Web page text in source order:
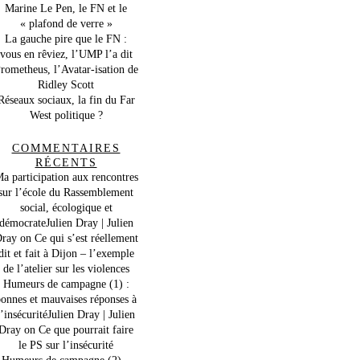
Marine Le Pen, le FN et le
« plafond de verre »
La gauche pire que le FN :
vous en rêviez, l’UMP l’a dit
l’Avatar-isation de
Ridley Scott
sociaux, la fin du Far
West politique ?
COMMENTAIRES
RÉCENTS
participation aux rencontres
l’école du Rassemblement
social, écologique et
démocrateJulien Dray | Julien
on Ce qui s’est réellement
et fait à Dijon – l’exemple
de l’atelier sur les violences
Humeurs de campagne (1) :
et mauvaises réponses à
Dray | Julien
on Ce que pourrait faire
le PS sur l’insécurité